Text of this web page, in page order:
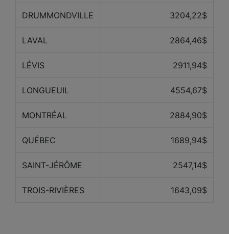
DRUMMONDVILLE 3204,22$
LAVAL 2864,46$
LÉVIS 2911,94$
LONGUEUIL 4554,67$
MONTRÉAL 2884,90$
QUÉBEC 1689,94$
SAINT-JÉRÔME 2547,14$
TROIS-RIVIÈRES 1643,09$